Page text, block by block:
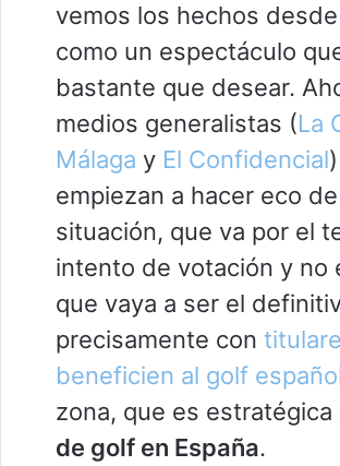
vemos los hechos
como un espectáculo
bastante que desear.
medios generalistas (La
Málaga y El Confidencial
empiezan a hacer eco
situación, que va por el
intento de votación y no
que vaya a ser el
precisamente con
beneficien al golf
zona, que es estratégica
de golf en España.